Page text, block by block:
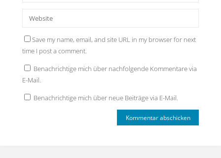
Save my name, email, and site URL in my browser for next
time I post a comment.
Benachrichtige mich über nachfolgende Kommentare via
E-Mail.
Benachrichtige mich über neue Beiträge via E-Mail.